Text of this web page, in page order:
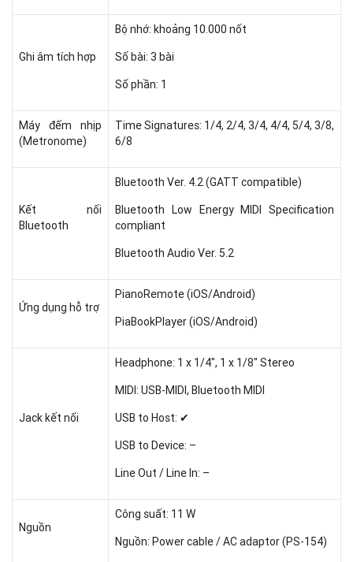
Ghi âm tích hợp
Bộ nhớ: khoảng 10.000 nốt
Số bài: 3 bài
Số phần: 1
Máy đếm nhịp
(Metronome)
Time Signatures: 1/4, 2/4, 3/4, 4/4, 5/4, 3/8,
6/8
Kết nối
Bluetooth
Bluetooth Ver. 4.2 (GATT compatible)
Bluetooth Low Energy MIDI Specification
compliant
Bluetooth Audio Ver. 5.2
Ứng dụng hỗ trợ
PianoRemote (iOS/Android)
PiaBookPlayer (iOS/Android)
Jack kết nối
Headphone: 1 x 1/4", 1 x 1/8" Stereo
MIDI: USB-MIDI, Bluetooth MIDI
USB to Host: ✔
USB to Device: –
Line Out / Line In: –
Nguồn
Công suất: 11 W
Nguồn: Power cable / AC adaptor (PS-154)